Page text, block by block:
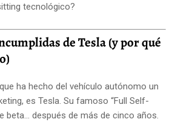
tecnológico?
de Tesla (y por qué
ha hecho del vehículo autónomo un
es Tesla. Su famoso “Full Self-
beta... después de más de cinco años.